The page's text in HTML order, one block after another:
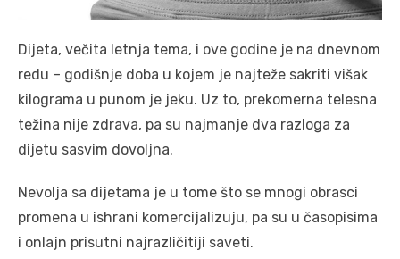
Dijeta, večita letnja tema, i ove godine je na dnevnom
redu – godišnje doba u kojem je najteže sakriti višak
kilograma u punom je jeku. Uz to, prekomerna telesna
težina nije zdrava, pa su najmanje dva razloga za
dijetu sasvim dovoljna.
Nevolja sa dijetama je u tome što se mnogi obrasci
promena u ishrani komercijalizuju, pa su u časopisima
i onlajn prisutni najrazličitiji saveti.